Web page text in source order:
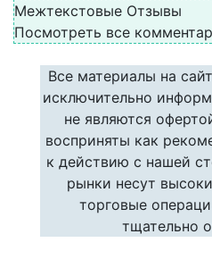
Межтекстовые Отзывы
Посмотреть все
Все материалы на
исключительно
не являются
восприняты как
к действию с нашей
рынки несут
торговые
тщательно